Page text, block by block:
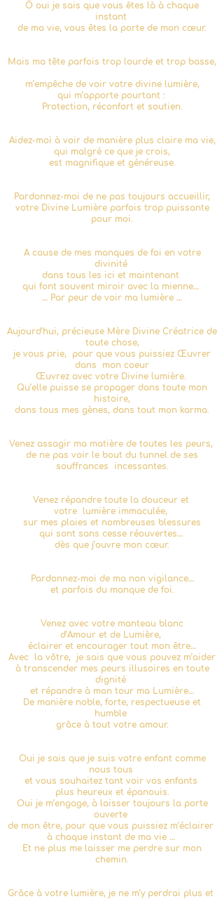
Ô oui je sais que vous êtes là à chaque
instant
de ma vie, vous êtes la porte de mon cœur.
Mais ma tête parfois trop lourde et trop basse,
m’empêche de voir votre divine lumière,
qui m’apporte pourtant :
Protection, réconfort et soutien.
Aidez-moi à voir de manière plus claire ma vie,
qui malgré ce que je crois,
est magnifique et généreuse.
Pardonnez-moi de ne pas toujours accueillir,
votre Divine Lumière parfois trop puissante
pour moi.
A cause de mes manques de foi en votre
divinité
dans tous les ici et maintenant
qui font souvent miroir avec la mienne…
… Par peur de voir ma lumière …
Aujourd’hui, précieuse Mère Divine Créatrice de
toute chose,
je vous prie, pour que vous puissiez Œuvrer
dans mon coeur
Œuvrez avec votre Divine lumière.
Qu’elle puisse se propager dans toute mon
histoire,
dans tous mes gènes, dans tout mon karma.
Venez assagir ma matière de toutes les peurs,
de ne pas voir le bout du tunnel de ses
souffrances incessantes.
Venez répandre toute la douceur et
votre lumière immaculée,
sur mes plaies et nombreuses blessures
qui sont sans cesse réouvertes…
dès que j’ouvre mon cœur.
Pardonnez-moi de ma non vigilance…
et parfois du manque de foi.
Venez avec votre manteau blanc
d’Amour et de Lumière,
éclairer et encourager tout mon être…
Avec la vôtre, je sais que vous pouvez m’aider
à transcender mes peurs illusoires en toute
dignité
et répandre à mon tour ma Lumière…
De manière noble, forte, respectueuse et
humble
grâce à tout votre amour.
Oui je sais que je suis votre enfant comme
nous tous
et vous souhaitez tant voir vos enfants
plus heureux et épanouis.
Oui je m’engage, à laisser toujours la porte
ouverte
de mon être, pour que vous puissiez m’éclairer
à chaque instant de ma vie …
Et ne plus me laisser me perdre sur mon
chemin.
Grâce à votre lumière, je ne m’y perdrai plus et